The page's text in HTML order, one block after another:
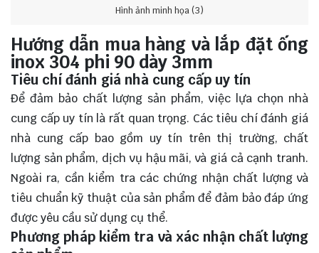
Hình ảnh minh họa (3)
Hướng dẫn mua hàng và lắp đặt ống
inox 304 phi 90 dày 3mm
Tiêu chí đánh giá nhà cung cấp uy tín
Để đảm bảo chất lượng sản phẩm, việc lựa chọn nhà
cung cấp uy tín là rất quan trọng. Các tiêu chí đánh giá
nhà cung cấp bao gồm uy tín trên thị trường, chất
lượng sản phẩm, dịch vụ hậu mãi, và giá cả cạnh tranh.
Ngoài ra, cần kiểm tra các chứng nhận chất lượng và
tiêu chuẩn kỹ thuật của sản phẩm để đảm bảo đáp ứng
được yêu cầu sử dụng cụ thể.
Phương pháp kiểm tra và xác nhận chất lượng